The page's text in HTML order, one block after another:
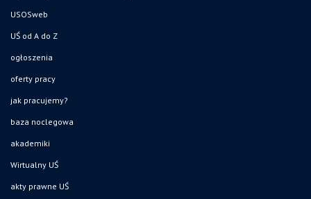
USOSweb
UŚ od A do Z
ogłoszenia
oferty pracy
jak pracujemy?
baza noclegowa
akademiki
Wirtualny UŚ
akty prawne UŚ